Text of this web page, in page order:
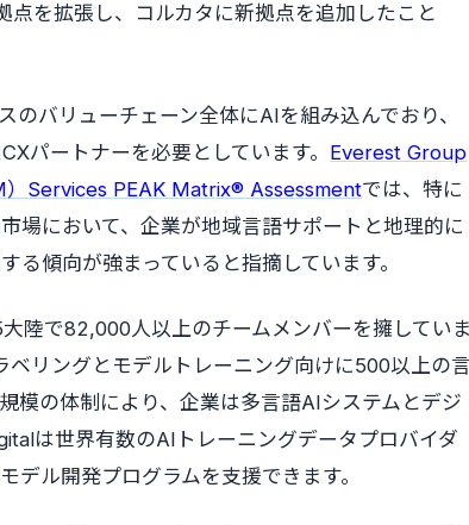
を拡張し、コルカタに新拠点を追加したこと
バリューチェーン全体にAIを組み込んでおり、
パートナーを必要としています。 Everest Group
Services PEAK Matrix® Assessmentでは、特に
場において、企業が地域言語サポートと地理的に
傾向が強まっていると指摘しています。
陸で82,000人以上のチームメンバーを擁していま
リングとモデルトレーニング向けに500以上の言
模の体制により、企業は多言語AIシステムとデジ
は世界有数のAIトレーニングデータプロバイダ
デル開発プログラムを支援できます。